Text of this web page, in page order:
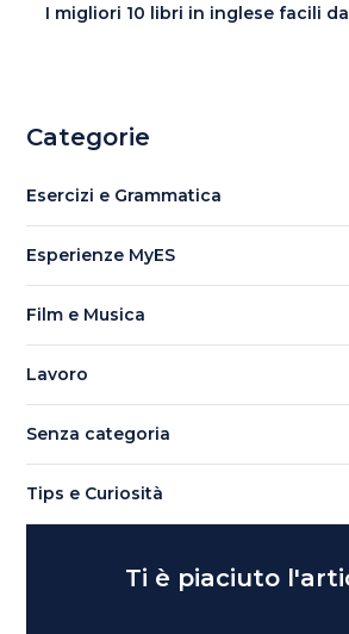
I migliori 10 libri in inglese facili
Categorie
Esercizi e Grammatica
Esperienze MyES
Film e Musica
Lavoro
Senza categoria
Tips e Curiosità
Ti è piaciuto